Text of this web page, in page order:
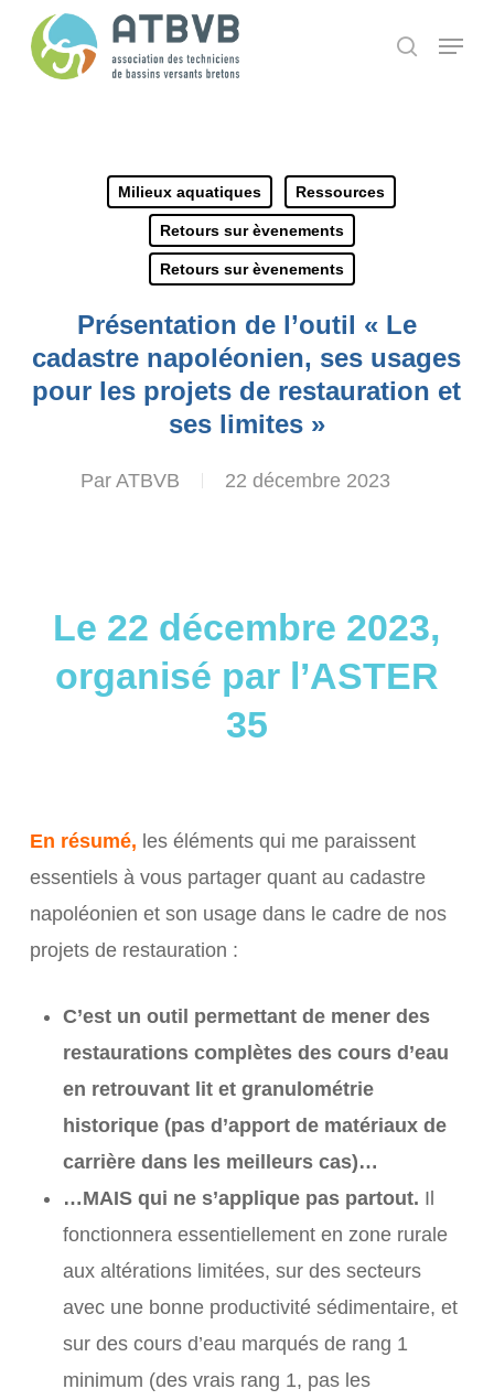
search
Menu
Milieux aquatiques Ressources
Retours sur èvenements
Retours sur èvenements
Présentation de l’outil « Le
cadastre napoléonien, ses usages
pour les projets de restauration et
ses limites »
Par ATBVB 22 décembre 2023
Le 22 décembre 2023,
organisé par l’ASTER
35
En résumé, les éléments qui me paraissent
essentiels à vous partager quant au cadastre
napoléonien et son usage dans le cadre de nos
projets de restauration :
C’est un outil permettant de mener des
restaurations complètes des cours d’eau
en retrouvant lit et granulométrie
historique (pas d’apport de matériaux de
carrière dans les meilleurs cas)…
…MAIS qui ne s’applique pas partout. Il
fonctionnera essentiellement en zone rurale
aux altérations limitées, sur des secteurs
avec une bonne productivité sédimentaire, et
sur des cours d’eau marqués de rang 1
minimum (des vrais rang 1, pas les
Panneau de gestion des cookies